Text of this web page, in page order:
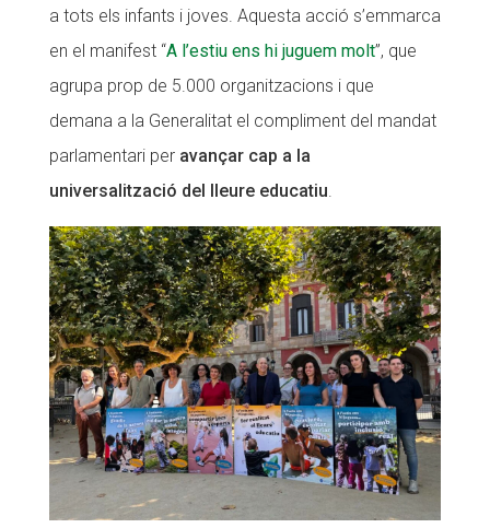
a tots els infants i joves. Aquesta acció s’emmarca
en el manifest “A l’estiu ens hi juguem molt”, que
agrupa prop de 5.000 organitzacions i que
demana a la Generalitat el compliment del mandat
parlamentari per avançar cap a la
universalització del lleure educatiu.
ACTUALITAT
Butlletins
Diari de la Fundació
Fundesplai als mitjans
Xarxes socials
COL·LABORA
Fes voluntariat
Fes un donatiu
Treballa amb nosaltres